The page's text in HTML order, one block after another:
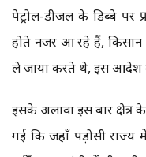
पेट्रोल-डीजल के डिब्बे पर
होते नजर आ रहे हैं, किसान
ले जाया करते थे, इस आदेश
इसके अलावा इस बार क्षेत्र
गई कि जहाँ पड़ोसी राज्य